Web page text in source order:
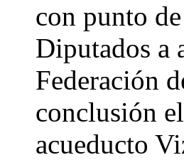
con punto
Diputados a
Federación
conclusión
acueducto